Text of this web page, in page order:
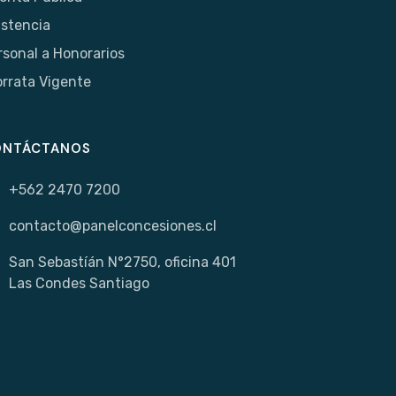
a Honorarios
Vigente
+562 2470 7200
contacto@panelconcesiones.cl
San Sebastíán N°2750, oficina 401
Las Condes Santiago